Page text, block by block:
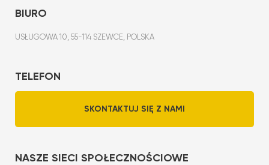
BIURO
USŁUGOWA 10, 55-114 SZEWCE, POLSKA
TELEFON
SKONTAKTUJ SIĘ Z NAMI
NASZE SIECI SPOŁECZNOŚCIOWE